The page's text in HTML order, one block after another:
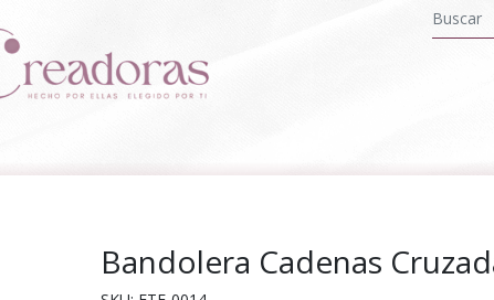
Bandolera Cadenas